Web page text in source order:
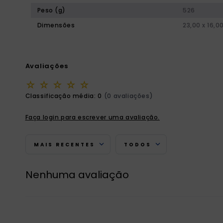
Peso (g)
526
Dimensões
23,00 x
Avaliações
☆ ☆ ☆ ☆ ☆
Classificação média: 0 (0 avaliações)
Faça login para escrever uma avaliação.
MAIS RECENTES TODOS
Nenhuma avaliação